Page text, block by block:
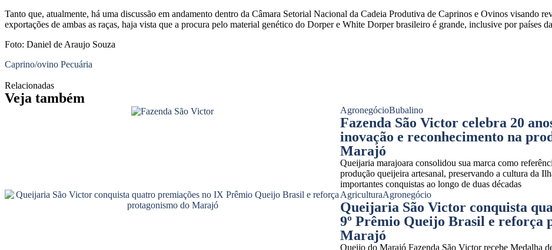
Tanto que, atualmente, há uma discussão em andamento dentro da Câmara Setorial Nacional da Cadeia Produtiva de Caprinos e Ovinos visando
exportações de ambas as raças, haja vista que a procura pelo material genético do Dorper e White Dorper brasileiro é grande, inclusive por países
Foto: Daniel de Araujo Souza
Caprino/ovino Pecuária
Relacionadas
Veja também
AgronegócioBubalino
Fazenda São Victor celebra 20
inovação e reconhecimento na
Marajó
Queijaria marajoara consolidou sua marca como
produção queijeira artesanal, preservando a cultura da
importantes conquistas ao longo de duas décadas
AgriculturaAgronegócio
Queijaria São Victor conquista
9º Prêmio Queijo Brasil e reforça
Marajó
Queijo do Marajó Fazenda São Victor recebe Medalha